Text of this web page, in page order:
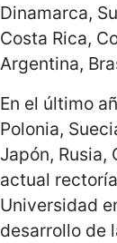
Dinamarca,
Costa Rica,
Argentina,
En el último
Polonia,
Japón, Rusia,
actual
Universidad
desarrollo de